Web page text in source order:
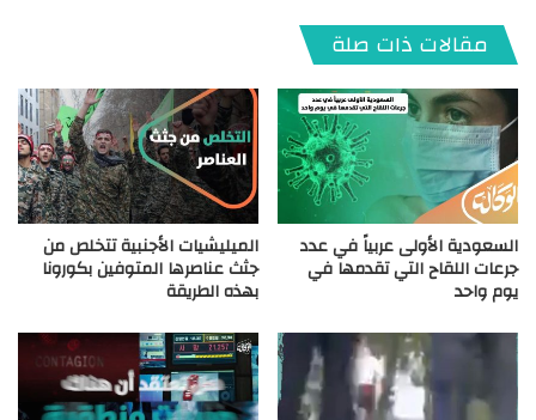
مقالات ذات صلة
السعودية الأولى عربياً في عدد
جرعات اللقاح التي تقدمها في
يوم واحد
الميليشيات الأجنبية تتخلص من
جثث عناصرها المتوفين بكورونا
بهذه الطريقة